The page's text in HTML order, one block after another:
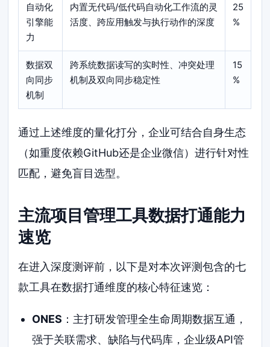
自动化
引擎能
力
内置无代码/低代码自动化工作流的灵
活度、跨应用触发与执行动作的深度
25
%
数据双
向同步
机制
跨系统数据读写的实时性、冲突处理
机制及双向同步稳定性
15
%
通过上述维度的量化打分，企业可结合自身生态
（如重度依赖GitHub还是企业微信）进行针对性
匹配，避免盲目选型。
主流项目管理工具数据打通能力
速览
在进入深度测评前，以下是对本次评测包含的七
款工具在数据打通维度的核心特征速览：
ONES ：主打研发管理全生命周期数据互通，
强于关联需求、缺陷与代码库，企业级API管